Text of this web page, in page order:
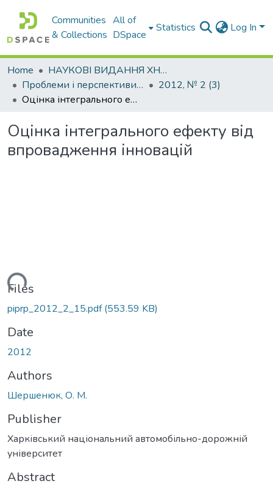
Communities
& Collections
All of
DSpace
Statistics Log In
Home
НАУКОВІ ВИДАННЯ ХНАДУ
Проблеми і перспективи розвитку підприємництва
2012, № 2 (3)
Оцінка інтегрального ефекту від впровадження інновацій
Оцінка інтегрального ефекту від
впровадження інновацій
Files
piprp_2012_2_15.pdf(553.59 KB)
Date
2012
Authors
Шершенюк, О. М.
Publisher
Харківський національний автомобільно-дорожній
університет
Abstract